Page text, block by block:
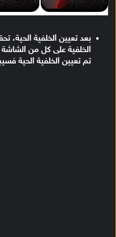
بعد تعيين الخلفية الحية،
الخلفية على كل من الشاشة
تم تعيين الخلفية الحية